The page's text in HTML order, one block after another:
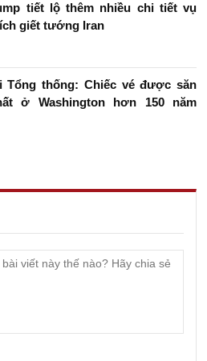
tiết lộ thêm nhiều chi tiết vụ
giết tướng Iran
Tổng thống: Chiếc vé được săn
ở Washington hơn 150 năm